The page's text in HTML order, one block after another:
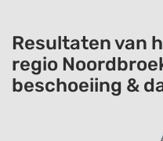
Resultaten van
regio
beschoeiing &